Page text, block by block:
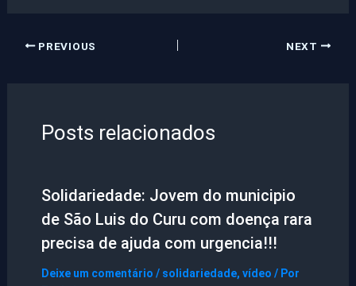
PREVIOUS NEXT
Posts relacionados
Solidariedade: Jovem do municipio
de São Luis do Curu com doença rara
precisa de ajuda com urgencia!!!
Deixe um comentário / solidariedade, vídeo / Por